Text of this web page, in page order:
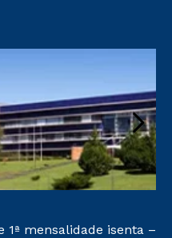
mensalidade isenta –